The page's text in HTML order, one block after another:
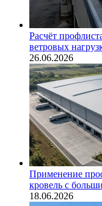
Расчёт
ветровых
26.06.2026
Применение
кровель с
18.06.2026